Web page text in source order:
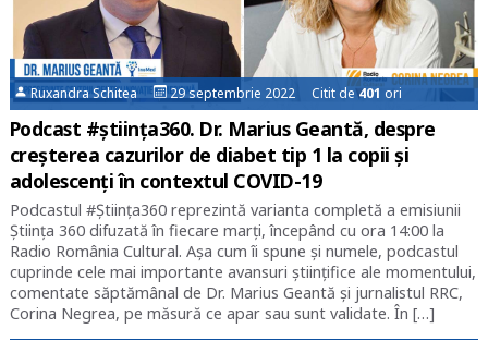
Ruxandra Schitea 29 septembrie 2022 Citit de401 ori
Podcast #știința360. Dr. Marius Geantă, despre
creșterea cazurilor de diabet tip 1 la copii și
adolescenți în contextul COVID-19
Podcastul #Știința360 reprezintă varianta completă a emisiunii
Știința 360 difuzată în fiecare marți, începând cu ora 14:00 la
Radio România Cultural. Așa cum îi spune și numele, podcastul
cuprinde cele mai importante avansuri științifice ale momentului,
comentate săptămânal de Dr. Marius Geantă și jurnalistul RRC,
Corina Negrea, pe măsură ce apar sau sunt validate. În […]